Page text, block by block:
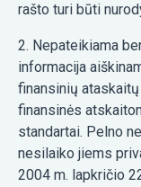
rašto turi būti
2. Nepateikiama
informacija
finansinių
finansinės
standartai. Pelno
nesilaiko jiems
2004 m. lapkričio